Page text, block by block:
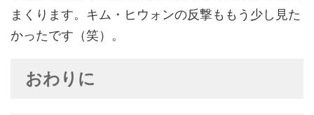
まくります。キム・ヒウォンの反撃ももう少し見た
かったです（笑）。
おわりに